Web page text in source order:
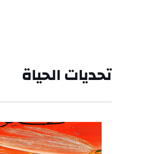
تحديات الحياة